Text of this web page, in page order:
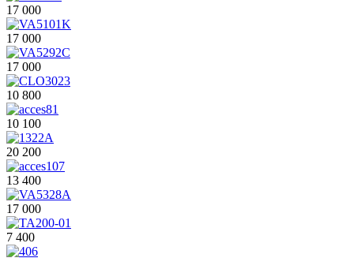
17 000
17 000
17 000
10 800
10 100
20 200
13 400
17 000
7 400